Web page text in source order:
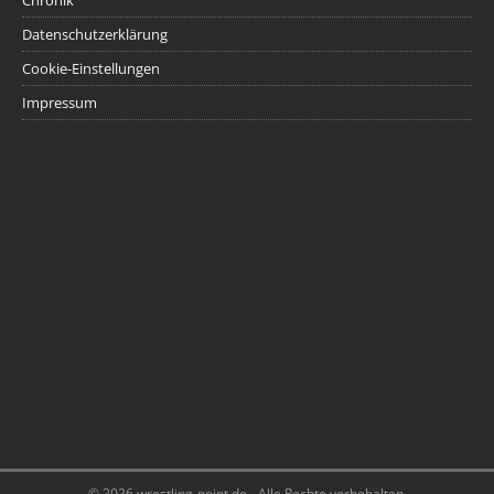
Datenschutzerklärung
Cookie-Einstellungen
Impressum